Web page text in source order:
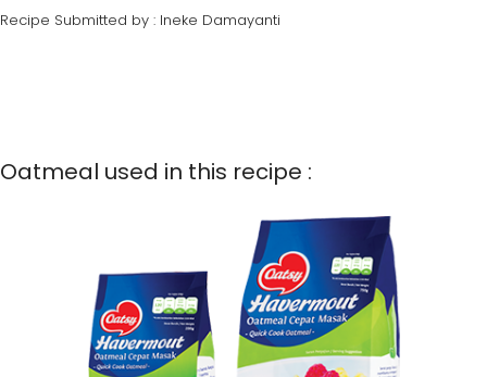
Recipe Submitted by : Ineke Damayanti
Oatmeal used in this recipe :